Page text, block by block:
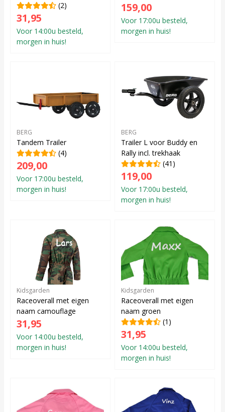
(2)
31,95
Voor 14:00u besteld,
morgen in huis!
159,00
Voor 17:00u besteld,
morgen in huis!
BERG
Tandem Trailer
(4)
209,00
Voor 17:00u besteld,
morgen in huis!
BERG
Trailer L voor Buddy en
Rally incl. trekhaak
(41)
119,00
Voor 17:00u besteld,
morgen in huis!
Kidsgarden
Raceoverall met eigen
naam camouflage
31,95
Voor 14:00u besteld,
morgen in huis!
Kidsgarden
Raceoverall met eigen
naam groen
(1)
31,95
Voor 14:00u besteld,
morgen in huis!